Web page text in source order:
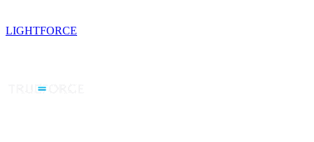
LIGHTFORCE